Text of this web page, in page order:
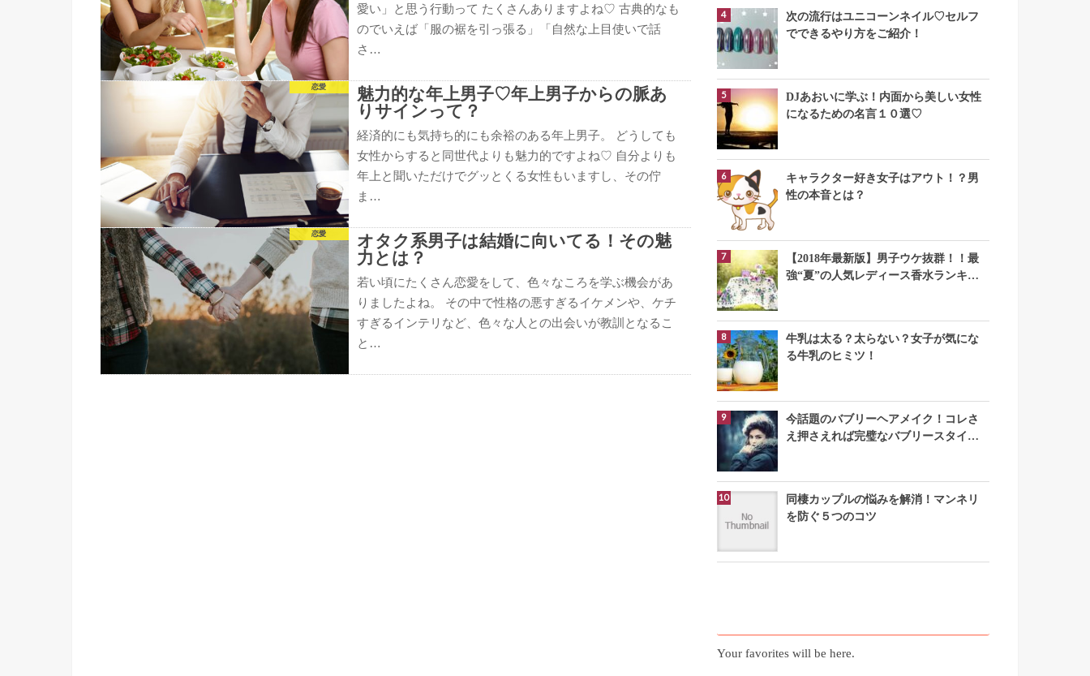
愛い」と思う行動って たくさんありますよね♡ 古典的なも
のでいえば「服の裾を引っ張る」「自然な上目使いで話
さ…
恋愛
魅力的な年上男子♡年上男子からの脈あ
りサインって？
経済的にも気持ち的にも余裕のある年上男子。 どうしても
女性からすると同世代よりも魅力的ですよね♡ 自分よりも
年上と聞いただけでグッとくる女性もいますし、その佇
ま…
恋愛
オタク系男子は結婚に向いてる！その魅
力とは？
若い頃にたくさん恋愛をして、色々なころを学ぶ機会があ
りましたよね。 その中で性格の悪すぎるイケメンや、ケチ
すぎるインテリなど、色々な人との出会いが教訓となるこ
と…
次の流行はユニコーンネイル♡セルフ
でできるやり方をご紹介！
DJあおいに学ぶ！内面から美しい女性
になるための名言１０選♡
キャラクター好き女子はアウト！？男
性の本音とは？
【2018年最新版】男子ウケ抜群！！最
強“夏”の人気レディース香水ランキン
牛乳は太る？太らない？女子が気にな
る牛乳のヒミツ！
今話題のバブリーヘアメイク！コレさ
え押さえれば完璧なバブリースタイル
同棲カップルの悩みを解消！マンネリ
を防ぐ５つのコツ
Your favorites will be here.